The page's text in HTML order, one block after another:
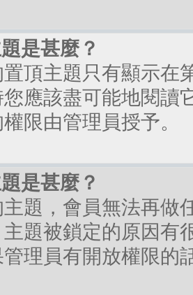
是甚麼？
頂主題只有顯示在
應該盡可能地閱讀
限由管理員授予。
是甚麼？
題，會員無法再做
題被鎖定的原因有
理員有開放權限的